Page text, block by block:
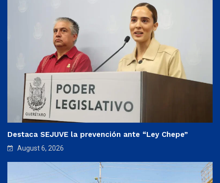
Destaca SEJUVE la prevención ante “Ley Chepe”
August 6, 2026